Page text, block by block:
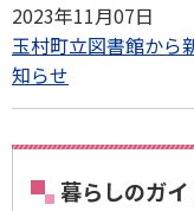
2023年11月07日
玉村町立図書館から
知らせ
暮らしのガイ